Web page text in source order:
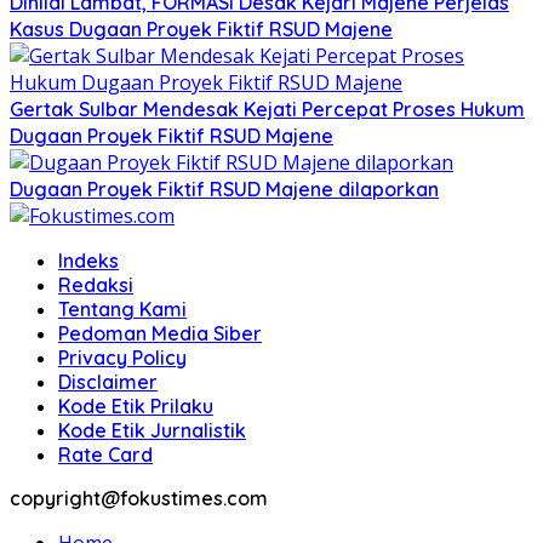
Kasus Dugaan Proyek Fiktif RSUD Majene
Gertak Sulbar Mendesak Kejati Percepat Proses Hukum
Dugaan Proyek Fiktif RSUD Majene
Dugaan Proyek Fiktif RSUD Majene dilaporkan
Indeks
Redaksi
Tentang Kami
Pedoman Media Siber
Privacy Policy
Disclaimer
Kode Etik Prilaku
Kode Etik Jurnalistik
Rate Card
copyright@fokustimes.com